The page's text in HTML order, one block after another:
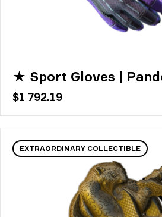
★ Sport Gloves |
$1 792.19
EXTRAORDINARY COLLECTIBLE